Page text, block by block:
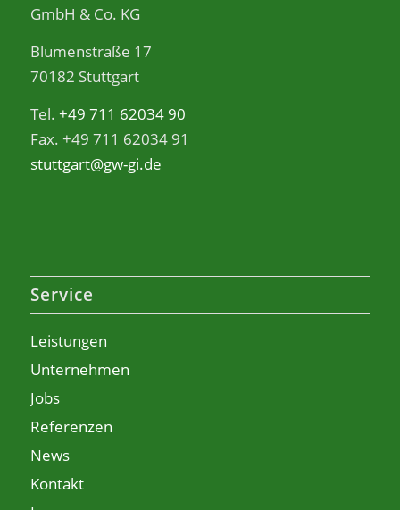
GmbH & Co. KG
Blumenstraße 17
70182 Stuttgart
Tel. +49 711 62034 90
Fax. +49 711 62034 91
stuttgart@gw-gi.de
Service
Leistungen
Unternehmen
Jobs
Referenzen
News
Kontakt